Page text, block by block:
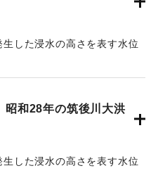
した浸水の高さを表す水位
されており、「T.P
和28年の筑後川大洪
した浸水の高さを表す水位